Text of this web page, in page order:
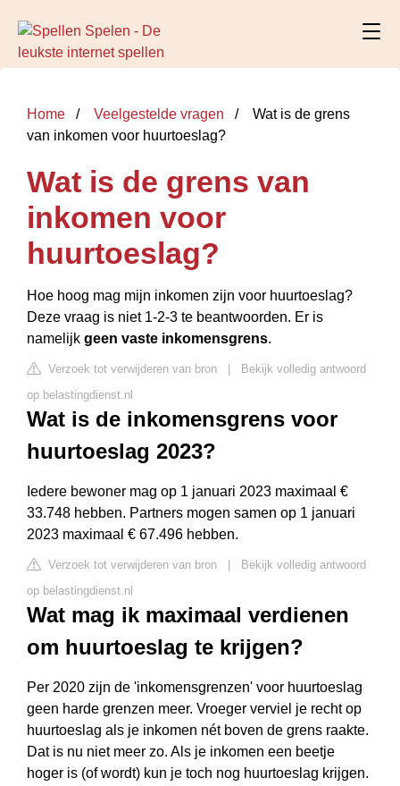
Home Veelgestelde vragen
Wat is de grens
van inkomen voor huurtoeslag?
Wat is de grens van
inkomen voor
huurtoeslag?
Hoe hoog mag mijn inkomen zijn voor huurtoeslag?
Deze vraag is niet 1-2-3 te beantwoorden. Er is
namelijk geen vaste inkomensgrens.
Verzoek tot verwijderen van bron
Bekijk volledig antwoord
op belastingdienst.nl
Wat is de inkomensgrens voor
huurtoeslag 2023?
Iedere bewoner mag op 1 januari 2023 maximaal €
33.748 hebben. Partners mogen samen op 1 januari
2023 maximaal € 67.496 hebben.
Verzoek tot verwijderen van bron
Bekijk volledig antwoord
op belastingdienst.nl
Wat mag ik maximaal verdienen
om huurtoeslag te krijgen?
Per 2020 zijn de 'inkomensgrenzen' voor huurtoeslag
geen harde grenzen meer. Vroeger verviel je recht op
huurtoeslag als je inkomen nét boven de grens raakte.
Dat is nu niet meer zo. Als je inkomen een beetje
hoger is (of wordt) kun je toch nog huurtoeslag krijgen.